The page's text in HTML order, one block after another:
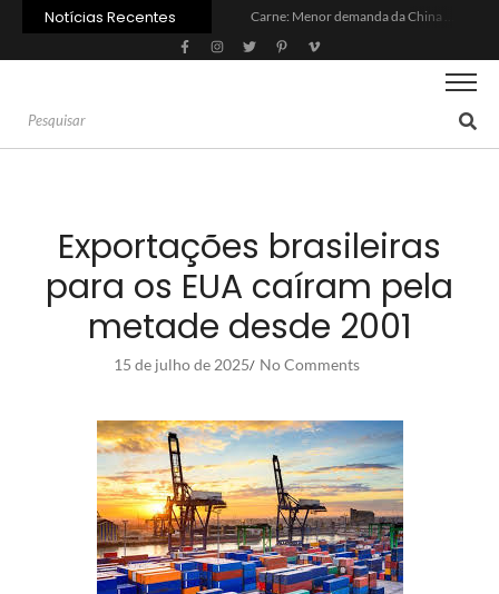
Notícias Recentes
Inadimplência no crédito rural deve seguir elevada até 2027
Lula sanciona MP do Frete e agro teme alta dos custos logísticos
Brasil tem 2º maior juro real do mundo
Exportações brasileiras
para os EUA caíram pela
metade desde 2001
15 de julho de 2025/ No Comments